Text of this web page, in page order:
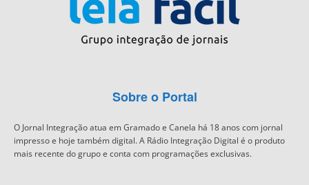
Sobre o Portal
O Jornal Integração atua em Gramado e Canela há 18 anos com jornal
impresso e hoje também digital. A Rádio Integração Digital é o produto
mais recente do grupo e conta com programações exclusivas.